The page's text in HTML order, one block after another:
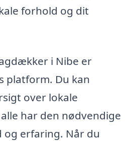
forhold og dit
i Nibe er
platform. Du kan
over lokale
har den nødvendige
erfaring. Når du